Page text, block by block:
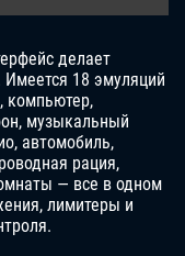
делает
18 эмуляций
компьютер,
музыкальный
автомобиль,
рация,
— все в одном
лимитеры и